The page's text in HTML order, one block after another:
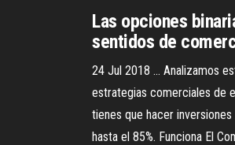
Las opciones
sentidos de
24 Jul 2018 ... Analizamos
estrategias comerciales de
tienes que hacer
hasta el 85%. Funciona El